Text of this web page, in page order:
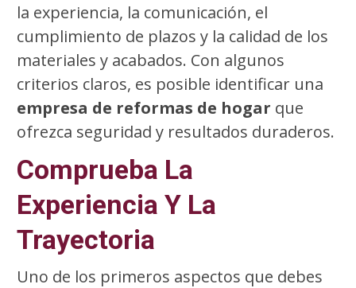
la experiencia, la comunicación, el
cumplimiento de plazos y la calidad de los
materiales y acabados. Con algunos
criterios claros, es posible identificar una
empresa de reformas de hogar que
ofrezca seguridad y resultados duraderos.
Comprueba La
Experiencia Y La
Trayectoria
Uno de los primeros aspectos que debes